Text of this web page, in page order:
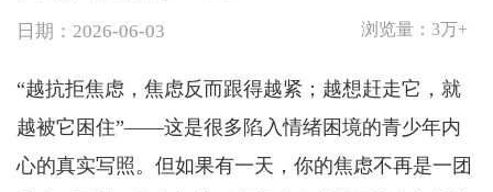
日期：2026-06-03 浏览量： 3万+
“越抗拒焦虑，焦虑反而跟得越紧；越想赶走它，就
越被它困住”——这是很多陷入情绪困境的青少年内
心的真实写照。但如果有一天，你的焦虑不再是一团